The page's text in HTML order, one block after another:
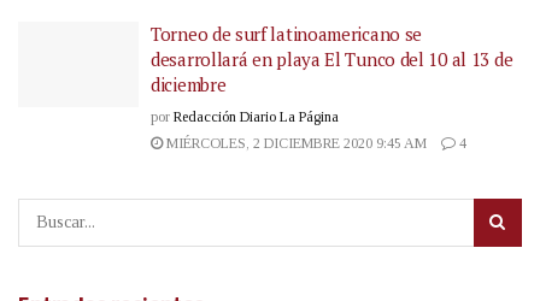
Torneo de surf latinoamericano se
desarrollará en playa El Tunco del 10 al 13 de
diciembre
por Redacción Diario La Página
MIÉRCOLES, 2 DICIEMBRE 2020 9:45 AM
4